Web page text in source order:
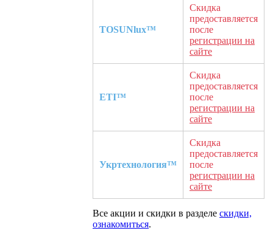
TOSUNlux™
Скидка
предоставляется
после
регистрации на
сайте
ETI™
Скидка
предоставляется
после
регистрации на
сайте
Укртехнология™
Скидка
предоставляется
после
регистрации на
сайте
Все акции и скидки в разделе скидки,
ознакомиться.